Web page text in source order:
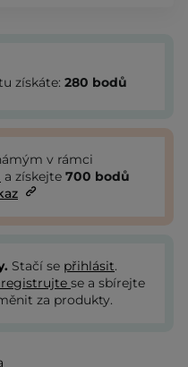
získáte: 280 bodů
v rámci
a získejte 700 bodů
Stačí se přihlásit.
se a sbírejte
za produkty.